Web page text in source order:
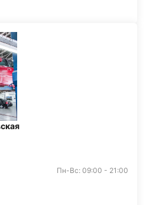
Пн-Вс: 09:00 - 21:00